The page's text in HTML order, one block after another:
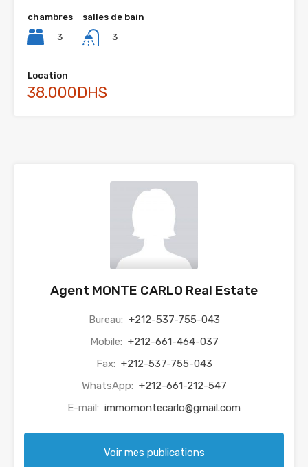
chambres
3
salles de bain
3
Location
38.000DHS
Agent MONTE CARLO Real Estate
Bureau: +212-537-755-043
Mobile: +212-661-464-037
Fax: +212-537-755-043
WhatsApp: +212-661-212-547
E-mail: immomontecarlo@gmail.com
Voir mes publications